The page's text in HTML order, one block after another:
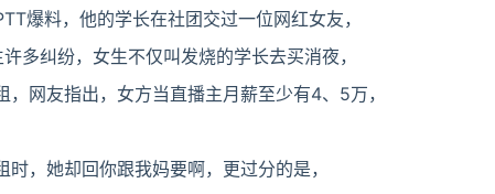
爆料，他的学长在社团交过一位网红女友，
多纠纷，女生不仅叫发烧的学长去买消夜，
，网友指出，女方当直播主月薪至少有4、5万，
时，她却回你跟我妈要啊，更过分的是，